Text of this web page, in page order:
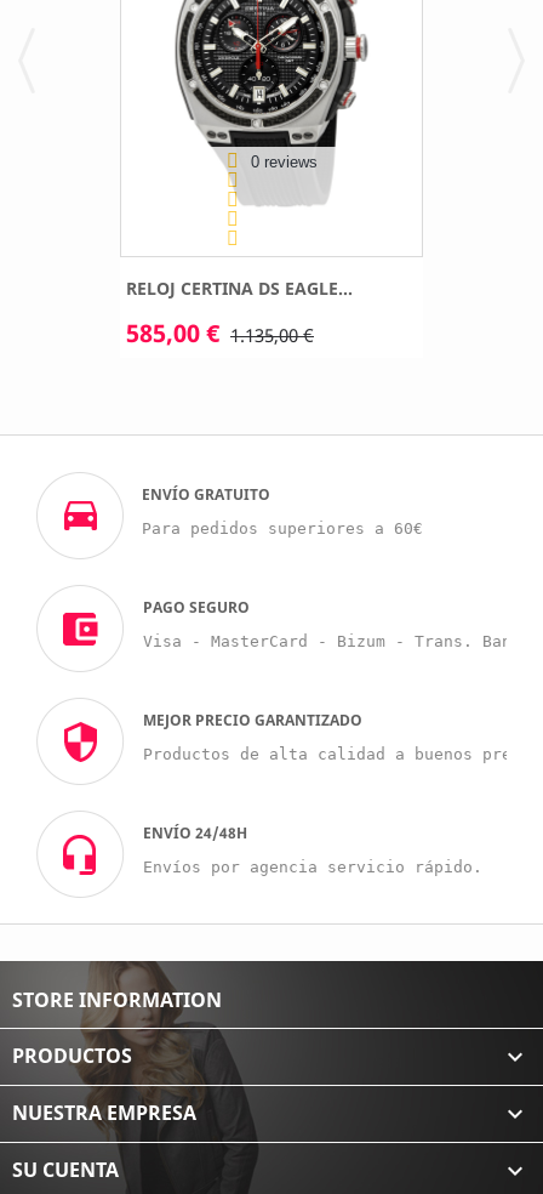
0 reviews
RELOJ CERTINA DS EAGLE...
585,00 € 1.135,00 €
ENVÍO GRATUITO
Para pedidos superiores a 60€
PAGO SEGURO
Visa - MasterCard - Bizum - Trans.
MEJOR PRECIO GARANTIZADO
Productos de alta calidad a buenos
ENVÍO 24/48H
Envíos por agencia servicio rápido.
STORE INFORMATION
PRODUCTOS 
NUESTRA EMPRESA 
SU CUENTA 